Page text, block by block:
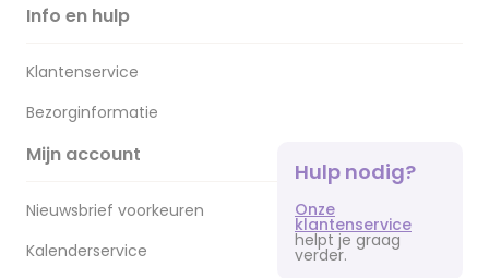
Info en hulp
Klantenservice
Bezorginformatie
Mijn account
Nieuwsbrief voorkeuren
Kalenderservice
Hulp nodig?
Onze
klantenservice
helpt je graag
verder.